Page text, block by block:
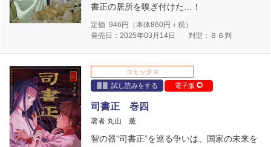
書正の居所を嗅ぎ付けた…！
定価 946 円（本体860円＋税）
発売日：2025年03月14日
判型：Ｂ６判
コミックス
試し読みをする
電子版
司書正 巻四
著者 丸山 薫
智の器“司書正”を巡る争いは、国家の未来を